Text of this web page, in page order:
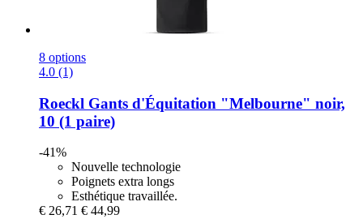
8 options
4.0 (1)
Roeckl Gants d'Équitation "Melbourne" noir,
10 (1 paire)
-41%
Nouvelle technologie
Poignets extra longs
Esthétique travaillée.
€ 26,71 € 44,99